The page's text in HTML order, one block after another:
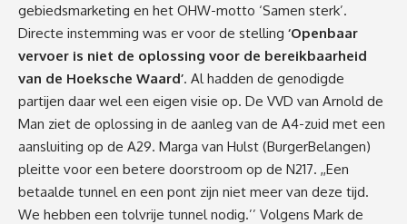
gebiedsmarketing en het OHW-motto ‘Samen sterk’.
Directe instemming was er voor de stelling ‘Openbaar
vervoer is niet de oplossing voor de bereikbaarheid
van de Hoeksche Waard’. Al hadden de genodigde
partijen daar wel een eigen visie op. De VVD van Arnold de
Man ziet de oplossing in de aanleg van de A4-zuid met een
aansluiting op de A29. Marga van Hulst (BurgerBelangen)
pleitte voor een betere doorstroom op de N217. ,,Een
betaalde tunnel en een pont zijn niet meer van deze tijd.
We hebben een tolvrije tunnel nodig.’’ Volgens Mark de